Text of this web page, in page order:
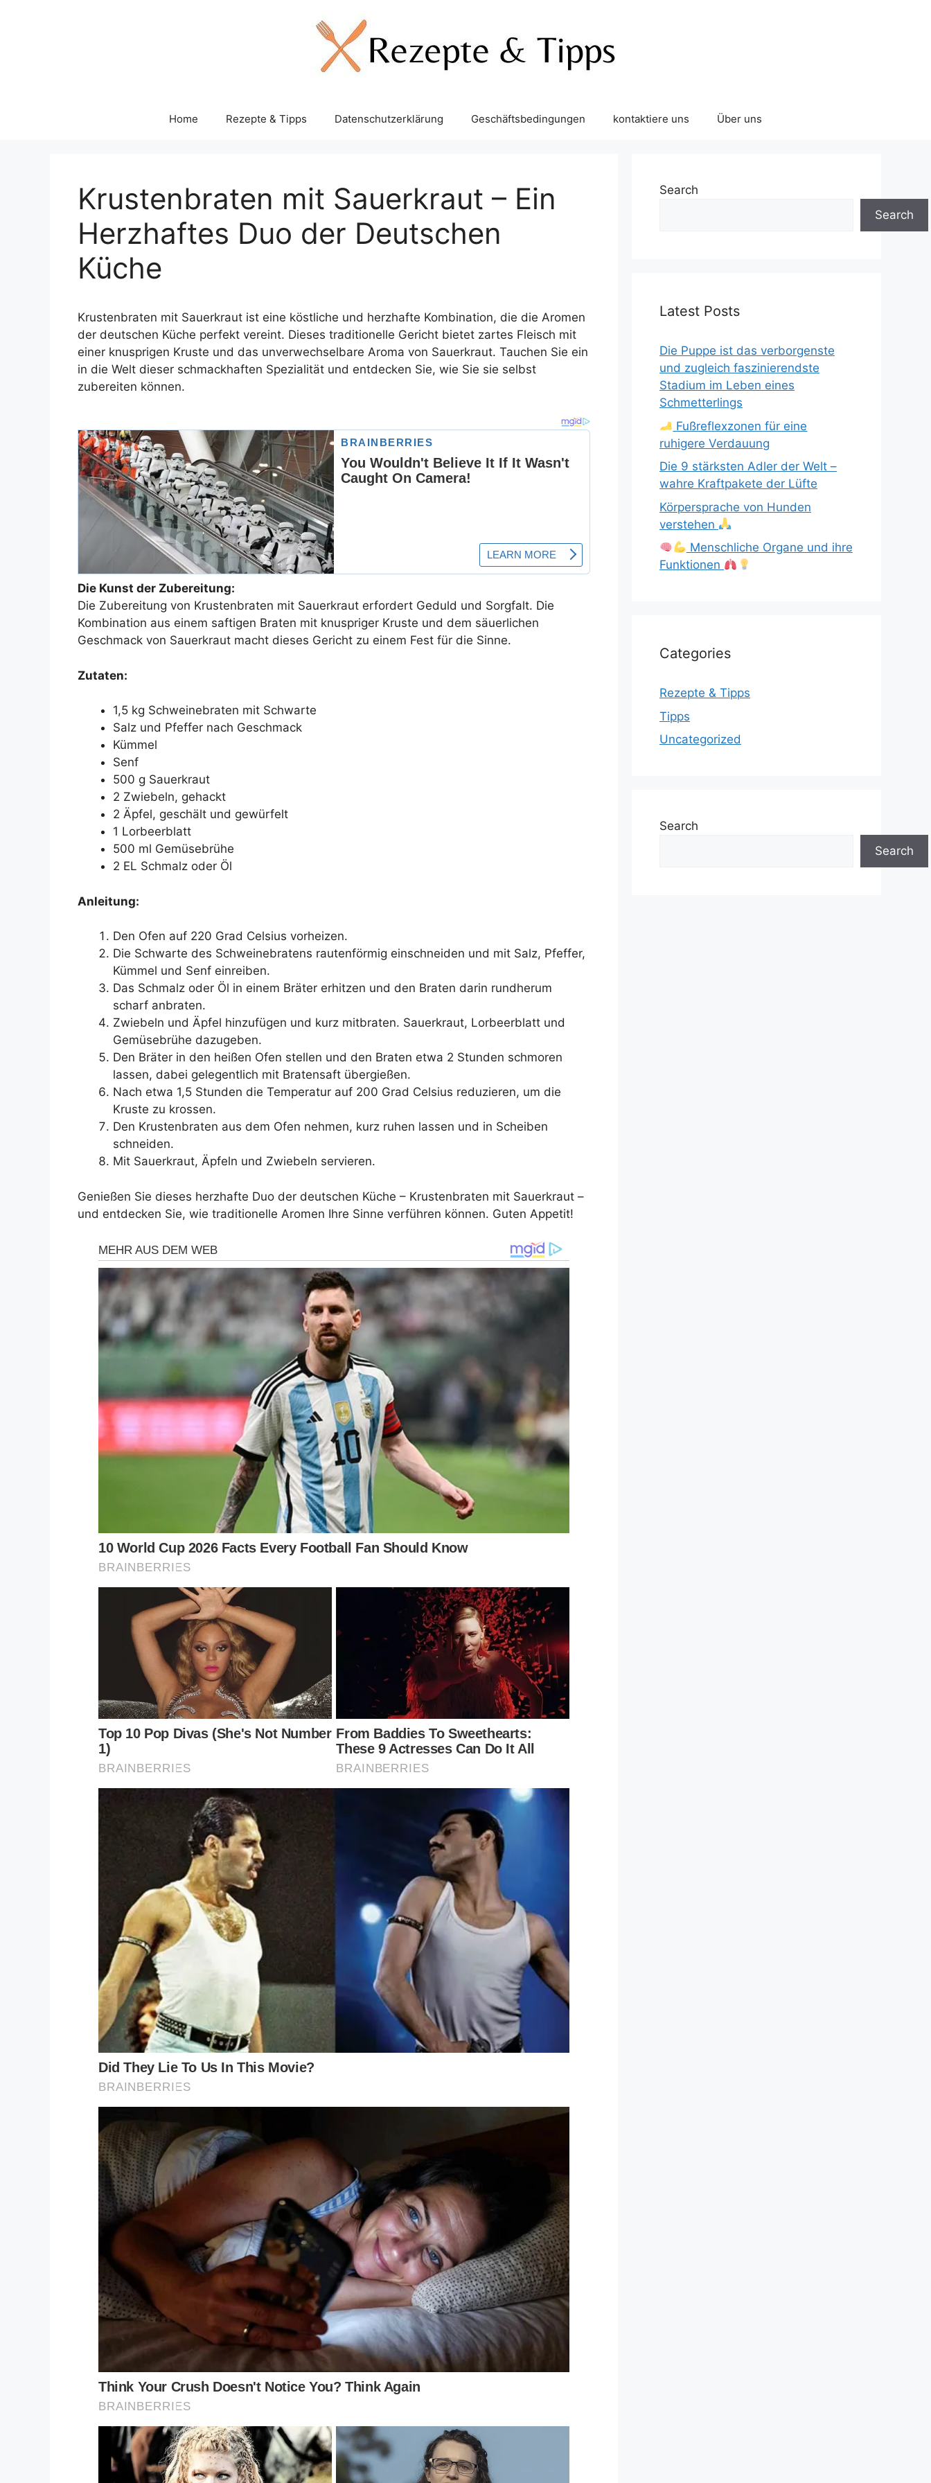
Home Rezepte & Tipps Datenschutzerklärung Geschäftsbedingungen kontaktiere uns Über uns
Krustenbraten mit Sauerkraut – Ein
Herzhaftes Duo der Deutschen
Küche
Krustenbraten mit Sauerkraut ist eine köstliche und herzhafte Kombination, die die Aromen
der deutschen Küche perfekt vereint. Dieses traditionelle Gericht bietet zartes Fleisch mit
einer knusprigen Kruste und das unverwechselbare Aroma von Sauerkraut. Tauchen Sie ein
in die Welt dieser schmackhaften Spezialität und entdecken Sie, wie Sie sie selbst
zubereiten können.
Die Kunst der Zubereitung:
Die Zubereitung von Krustenbraten mit Sauerkraut erfordert Geduld und Sorgfalt. Die
Kombination aus einem saftigen Braten mit knuspriger Kruste und dem säuerlichen
Geschmack von Sauerkraut macht dieses Gericht zu einem Fest für die Sinne.
Zutaten:
1,5 kg Schweinebraten mit Schwarte
Salz und Pfeffer nach Geschmack
Kümmel
Senf
500 g Sauerkraut
2 Zwiebeln, gehackt
2 Äpfel, geschält und gewürfelt
1 Lorbeerblatt
500 ml Gemüsebrühe
2 EL Schmalz oder Öl
Anleitung:
Den Ofen auf 220 Grad Celsius vorheizen.
Die Schwarte des Schweinebratens rautenförmig einschneiden und mit Salz, Pfeffer,
Kümmel und Senf einreiben.
Das Schmalz oder Öl in einem Bräter erhitzen und den Braten darin rundherum
scharf anbraten.
Zwiebeln und Äpfel hinzufügen und kurz mitbraten. Sauerkraut, Lorbeerblatt und
Gemüsebrühe dazugeben.
Den Bräter in den heißen Ofen stellen und den Braten etwa 2 Stunden schmoren
lassen, dabei gelegentlich mit Bratensaft übergießen.
Nach etwa 1,5 Stunden die Temperatur auf 200 Grad Celsius reduzieren, um die
Kruste zu krossen.
Den Krustenbraten aus dem Ofen nehmen, kurz ruhen lassen und in Scheiben
schneiden.
Mit Sauerkraut, Äpfeln und Zwiebeln servieren.
Genießen Sie dieses herzhafte Duo der deutschen Küche – Krustenbraten mit Sauerkraut –
und entdecken Sie, wie traditionelle Aromen Ihre Sinne verführen können. Guten Appetit!
Search
Search
Latest Posts
Die Puppe ist das verborgenste
und zugleich faszinierendste
Stadium im Leben eines
Schmetterlings
Fußreflexzonen für eine
ruhigere Verdauung
Die 9 stärksten Adler der Welt –
wahre Kraftpakete der Lüfte
Körpersprache von Hunden
verstehen
Menschliche Organe und ihre
Funktionen
Categories
Rezepte & Tipps
Tipps
Uncategorized
Search
Search